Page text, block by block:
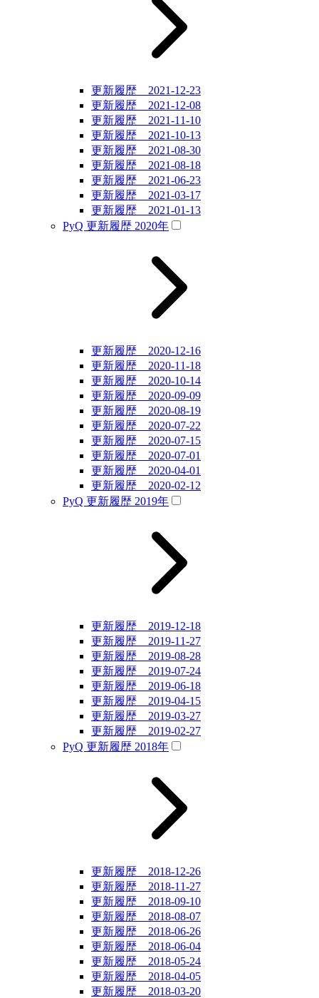
更新履歴 2021-12-23
更新履歴 2021-12-08
更新履歴 2021-11-10
更新履歴 2021-10-13
更新履歴 2021-08-30
更新履歴 2021-08-18
更新履歴 2021-06-23
更新履歴 2021-03-17
更新履歴 2021-01-13
PyQ 更新履歴 2020年
更新履歴 2020-12-16
更新履歴 2020-11-18
更新履歴 2020-10-14
更新履歴 2020-09-09
更新履歴 2020-08-19
更新履歴 2020-07-22
更新履歴 2020-07-15
更新履歴 2020-07-01
更新履歴 2020-04-01
更新履歴 2020-02-12
PyQ 更新履歴 2019年
更新履歴 2019-12-18
更新履歴 2019-11-27
更新履歴 2019-08-28
更新履歴 2019-07-24
更新履歴 2019-06-18
更新履歴 2019-04-15
更新履歴 2019-03-27
更新履歴 2019-02-27
PyQ 更新履歴 2018年
更新履歴 2018-12-26
更新履歴 2018-11-27
更新履歴 2018-09-10
更新履歴 2018-08-07
更新履歴 2018-06-26
更新履歴 2018-06-04
更新履歴 2018-05-24
更新履歴 2018-04-05
更新履歴 2018-03-20